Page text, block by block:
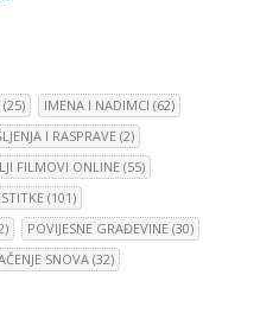
(25) IMENA I NADIMCI (62)
I RASPRAVE (2)
FILMOVI ONLINE (55)
(101)
POVIJESNE GRAĐEVINE (30)
SNOVA(32)